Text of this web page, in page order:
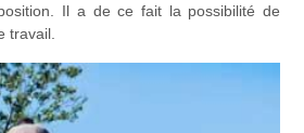
Il a de ce fait la possibilité de
travail.